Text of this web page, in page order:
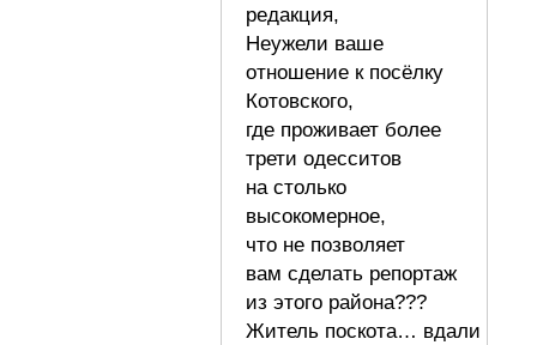
редакция,
Неужели ваше
отношение к посёлку
Котовского,
где проживает более
трети одесситов
на столько
высокомерное,
что не позволяет
вам сделать репортаж
из этого района???
Житель поскота… вдали